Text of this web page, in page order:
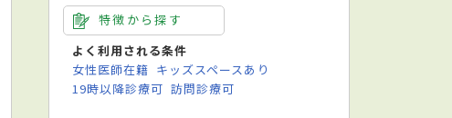
特徴から探す
よく利用される条件
女性医師在籍 キッズスペースあり
19時以降診療可 訪問診療可